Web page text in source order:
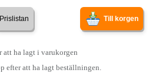
Prislistan Till korgen
att ha lagt i varukorgen
efter att ha lagt beställningen.